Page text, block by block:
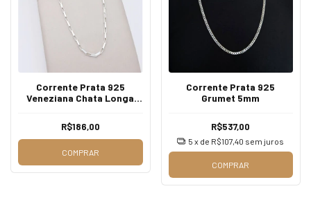
Corrente Prata 925
Veneziana Chata Longa
R$186,00
COMPRAR
Corrente Prata 925
Grumet 5mm
R$537,00
5 x de R$107,40 sem juros
COMPRAR